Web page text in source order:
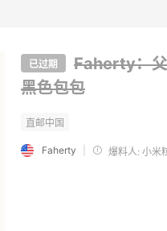
已过期 Faherty：
黑色包包
Faherty 爆料人: 小米